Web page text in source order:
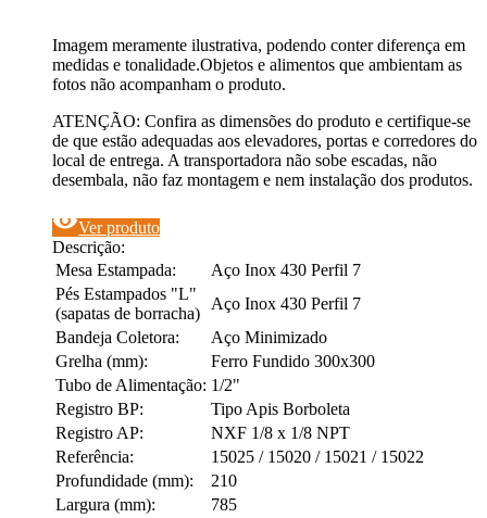
Imagem meramente ilustrativa, podendo conter diferença em
medidas e tonalidade.Objetos e alimentos que ambientam as
fotos não acompanham o produto.
ATENÇÃO: Confira as dimensões do produto e certifique-se
de que estão adequadas aos elevadores, portas e corredores do
local de entrega. A transportadora não sobe escadas, não
desembala, não faz montagem e nem instalação dos produtos.
visibilityVer produto
Descrição:
Mesa Estampada:
Aço Inox 430 Perfil 7
Pés Estampados "L"
(sapatas de borracha)
Aço Inox 430 Perfil 7
Bandeja Coletora:
Aço Minimizado
Grelha (mm):
Ferro Fundido 300x300
Tubo de Alimentação: 1/2"
Registro BP:
Tipo Apis Borboleta
Registro AP:
NXF 1/8 x 1/8 NPT
Referência:
15025 / 15020 / 15021 / 15022
Profundidade (mm):
210
Largura (mm):
785